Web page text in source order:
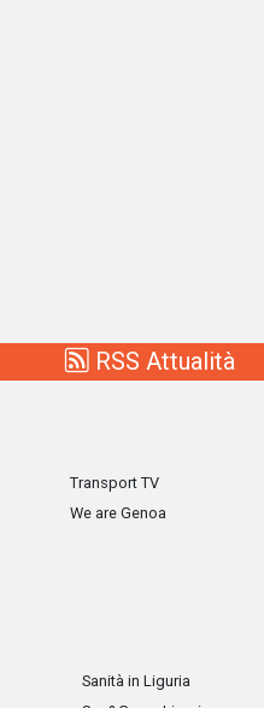
RSS Attualità
Transport TV
We are Genoa
Sanità in Liguria